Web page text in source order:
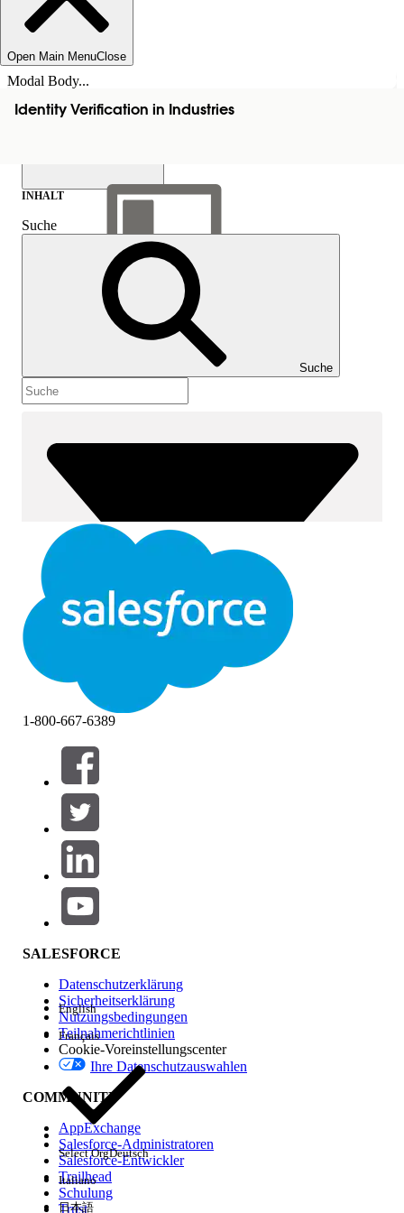
Open Main MenuClose
Modal Body...
Identity Verification in Industries
Inhalt anzeigen
Inhalt
INHALT
Suche
Suche
Filter (0)
FILTER AUSWÄHLEN
Produktbereich
Auswirkungen auf Funktionen
Edition
Erfahrung
1-800-667-6389
SALESFORCE
Datenschutzerklärung
Sicherheitserklärung
Nutzungsbedingungen
Teilnahmerichtlinien
Cookie-Voreinstellungscenter
Ihre Datenschutzauswahlen
COMMUNITY
AppExchange
Salesforce-Administratoren
Salesforce-Entwickler
Trailhead
Schulung
Trust
English
Français
Select OrgDeutsch
Italiano
日本語